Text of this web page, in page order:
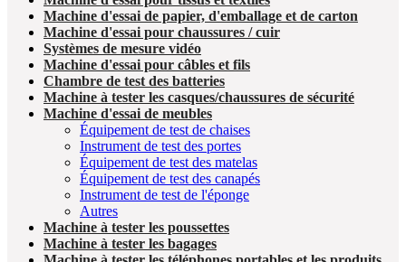
Machine d'essai de papier, d'emballage et de carton
Machine d'essai pour chaussures / cuir
Systèmes de mesure vidéo
Machine d'essai pour câbles et fils
Chambre de test des batteries
Machine à tester les casques/chaussures de sécurité
Machine d'essai de meubles
Équipement de test de chaises
Instrument de test des portes
Équipement de test des matelas
Équipement de test des canapés
Instrument de test de l'éponge
Autres
Machine à tester les poussettes
Machine à tester les bagages